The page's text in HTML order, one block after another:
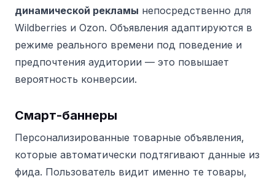
динамической рекламы непосредственно для
Wildberries и Ozon. Объявления адаптируются в
режиме реального времени под поведение и
предпочтения аудитории — это повышает
вероятность конверсии.
Смарт-баннеры
Персонализированные товарные объявления,
которые автоматически подтягивают данные из
фида. Пользователь видит именно те товары,